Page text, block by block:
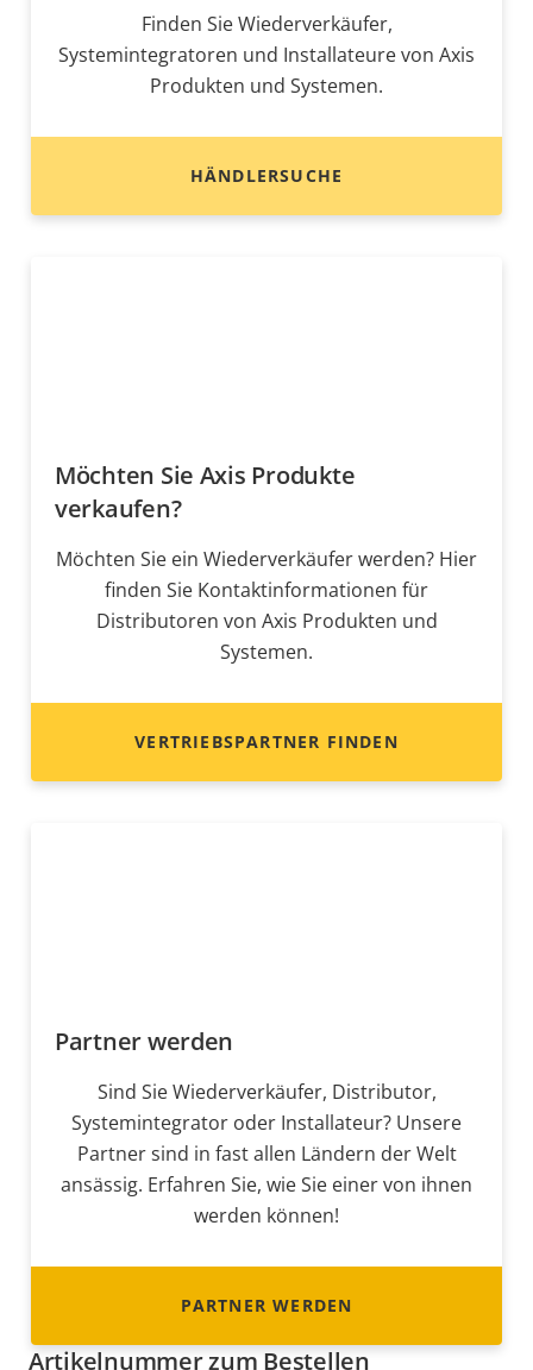
Finden Sie Wiederverkäufer,
Systemintegratoren und Installateure von Axis
Produkten und Systemen.
HÄNDLERSUCHE
Möchten Sie Axis Produkte
verkaufen?
Möchten Sie ein Wiederverkäufer werden? Hier
finden Sie Kontaktinformationen für
Distributoren von Axis Produkten und
Systemen.
VERTRIEBSPARTNER FINDEN
Partner werden
Sind Sie Wiederverkäufer, Distributor,
Systemintegrator oder Installateur? Unsere
Partner sind in fast allen Ländern der Welt
ansässig. Erfahren Sie, wie Sie einer von ihnen
werden können!
PARTNER WERDEN
Artikelnummer zum Bestellen